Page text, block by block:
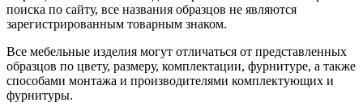
поиска по сайту, все названия образцов не являются
зарегистрированным товарным знаком.
Все мебельные изделия могут отличаться от представленных
образцов по цвету, размеру, комплектации, фурнитуре, а также
способами монтажа и производителями комплектующих и
фурнитуры.